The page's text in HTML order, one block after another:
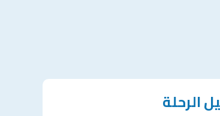
الرحلة